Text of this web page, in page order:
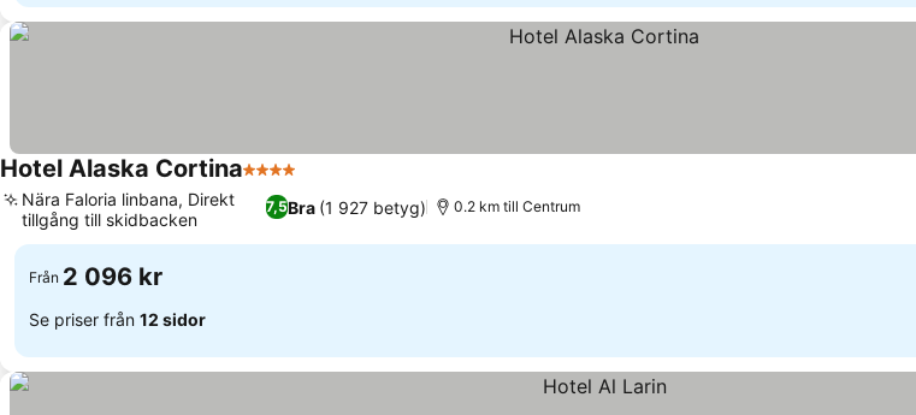
Hotel Alaska Cortina4 Stjärnor
7,5Bra (1 927 betyg)
Nära Faloria linbana, Direkt
tillgång till skidbacken
0.2 km till Centrum
Från 2 096 kr
Se priser från 12 sidor